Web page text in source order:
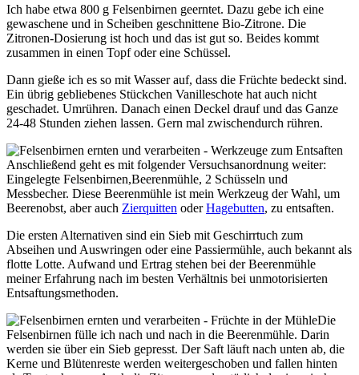
Ich habe etwa 800 g Felsenbirnen geerntet. Dazu gebe ich eine
gewaschene und in Scheiben geschnittene Bio-Zitrone. Die
Zitronen-Dosierung ist hoch und das ist gut so. Beides kommt
zusammen in einen Topf oder eine Schüssel.
Dann gieße ich es so mit Wasser auf, dass die Früchte bedeckt sind.
Ein übrig gebliebenes Stückchen Vanilleschote hat auch nicht
geschadet. Umrühren. Danach einen Deckel drauf und das Ganze
24-48 Stunden ziehen lassen. Gern mal zwischendurch rühren.
Anschließend geht es mit folgender Versuchsanordnung weiter:
Eingelegte Felsenbirnen,Beerenmühle, 2 Schüsseln und
Messbecher. Diese Beerenmühle ist mein Werkzeug der Wahl, um
Beerenobst, aber auch Zierquitten oderHagebutten, zu entsaften.
Die ersten Alternativen sind ein Sieb mit Geschirrtuch zum
Abseihen und Auswringen oder eine Passiermühle, auch bekannt als
flotte Lotte. Aufwand und Ertrag stehen bei der Beerenmühle
meiner Erfahrung nach im besten Verhältnis bei unmotorisierten
Entsaftungsmethoden.
Die
Felsenbirnen fülle ich nach und nach in die Beerenmühle. Darin
werden sie über ein Sieb gepresst. Der Saft läuft nach unten ab, die
Kerne und Blütenreste werden weitergeschoben und fallen hinten